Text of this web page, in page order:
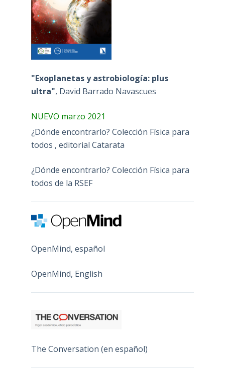
"Exoplanetas y astrobiología: plus
ultra", David Barrado Navascues
NUEVO marzo 2021
¿Dónde encontrarlo? Colección Física para
todos , editorial Catarata
¿Dónde encontrarlo? Colección Física para
todos de la RSEF
OpenMind, español
OpenMind, English
The Conversation (en español)